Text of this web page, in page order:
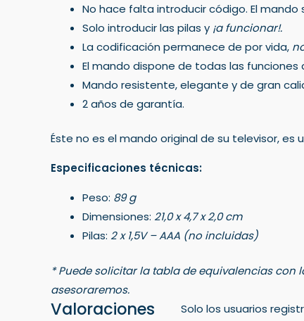
No hace falta introducir código. El
Solo introducir las pilas y ¡a funcionar!.
La codificación permanece de por vida,
El mando dispone de todas las funciones
Mando resistente, elegante y de gran
2 años de garantía.
Éste no es el mando original de su televisor,
Especificaciones técnicas:
Peso: 89 g
Dimensiones: 21,0 x 4,7 x 2,0 cm
Pilas: 2 x 1,5V – AAA (no incluidas)
* Puede solicitar la tabla de equivalencias
asesoraremos.
Valoraciones Solo los usuarios